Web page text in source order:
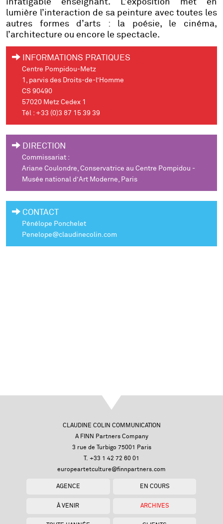
infatigable enseignant. L’exposition met en
lumière l’interaction de sa peinture avec toutes les
autres formes d’arts : la poésie, le cinéma,
l’architecture ou encore le spectacle.
INFORMATIONS PRATIQUES
Centre Pompidou-Metz
1, parvis des Droits-de-l’Homme
CS 90490
57020 Metz Cedex 1
Tél : +33 (0)3 87 15 39 39
DIRECTION
Commissariat :
Ariane Coulondre, Conservatrice au Centre Pompidou -
Musée national d’Art Moderne, Paris
CONTACT
Pénélope Ponchelet
Penelope@claudinecolin.com
CLAUDINE COLIN COMMUNICATION
A FINN Partners Company
3 rue de Turbigo 75001 Paris
T. +33 1 42 72 60 01
europeartetculture@finnpartners.com
AGENCE EN COURS
À VENIR ARCHIVES